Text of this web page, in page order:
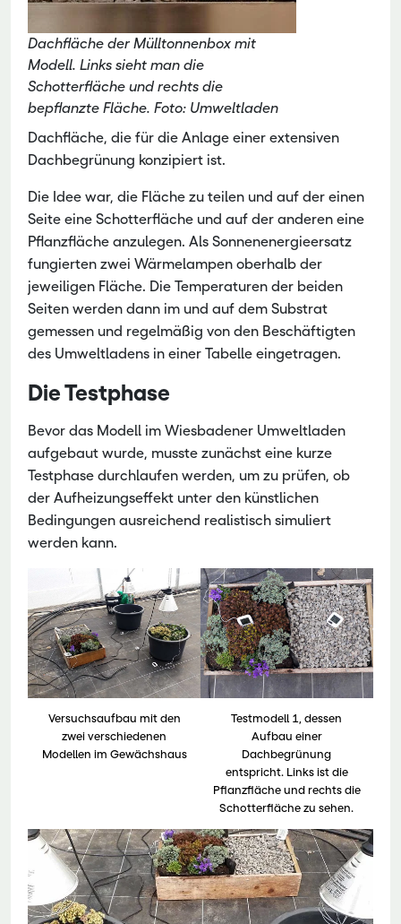
Dachfläche der Mülltonnenbox mit
Modell. Links sieht man die
Schotterfläche und rechts die
bepflanzte Fläche. Foto: Umweltladen
Dachfläche, die für die Anlage einer extensiven
Dachbegrünung konzipiert ist.
Die Idee war, die Fläche zu teilen und auf der einen
Seite eine Schotterfläche und auf der anderen eine
Pflanzfläche anzulegen. Als Sonnenenergieersatz
fungierten zwei Wärmelampen oberhalb der
jeweiligen Fläche. Die Temperaturen der beiden
Seiten werden dann im und auf dem Substrat
gemessen und regelmäßig von den Beschäftigten
des Umweltladens in einer Tabelle eingetragen.
Die Testphase
Bevor das Modell im Wiesbadener Umweltladen
aufgebaut wurde, musste zunächst eine kurze
Testphase durchlaufen werden, um zu prüfen, ob
der Aufheizungseffekt unter den künstlichen
Bedingungen ausreichend realistisch simuliert
werden kann.
Versuchsaufbau mit den
zwei verschiedenen
Modellen im Gewächshaus
Testmodell 1, dessen
Aufbau einer
Dachbegrünung
entspricht. Links ist die
Pflanzfläche und rechts die
Schotterfläche zu sehen.